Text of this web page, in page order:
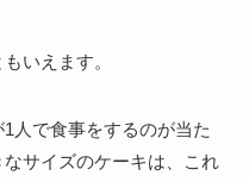
いえます。
人で食事をするのが当た
サイズのケーキは、これ